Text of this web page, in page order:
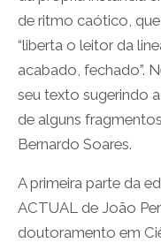
de ritmo caótico,
“liberta o leitor da
acabado, fechado”.
seu texto sugerindo
de alguns
Bernardo Soares.
A primeira parte da
ACTUAL de João
doutoramento em